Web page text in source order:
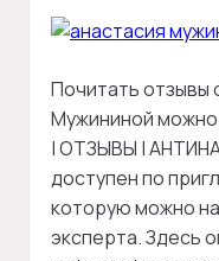
Почитать отзывы
Мужининой
| ОТЗЫВЫ |
доступен по
которую можно
эксперта. Здесь